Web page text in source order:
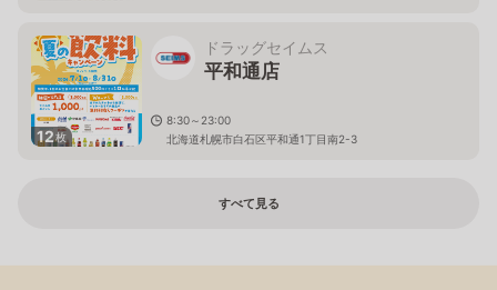
12枚
ドラッグセイムス
平和通店
8:30～23:00
北海道札幌市白石区平和通1丁目南2-3
すべて見る